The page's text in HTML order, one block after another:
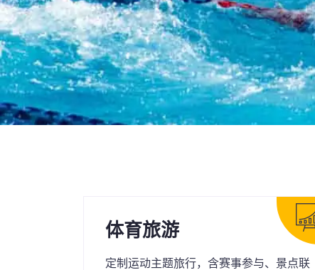
体育旅游
定制运动主题旅行，含赛事参与、景点联